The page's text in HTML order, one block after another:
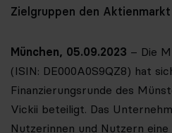
Zielgruppen den
München, 05.09.2023 – Die
(ISIN: DE000A0S9QZ8) hat
Finanzierungsrunde des
Vickii beteiligt. Das
Nutzerinnen und Nutzern